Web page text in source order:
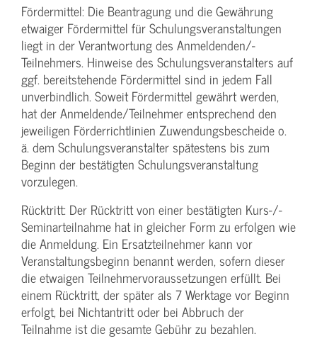
Fördermittel: Die Beantragung und die Gewährung
etwaiger Fördermittel für Schulungs­veranstaltungen
liegt in der Verantwortung des Anmeldenden/­
Teilnehmers. Hinweise des Schulungs­veranstalters auf
ggf. bereitstehende Fördermittel sind in jedem Fall
unverbindlich. Soweit Fördermittel gewährt werden,
hat der Anmeldende/­Teilnehmer entsprechend den
jeweiligen Förderrichtlinien Zuwendungs­bescheide o.
ä. dem Schulungs­veranstalter spätestens bis zum
Beginn der bestätigten Schulungs­veranstaltung
vorzulegen.
Rücktritt: Der Rücktritt von einer bestätigten Kurs-/­
Seminarteilnahme hat in gleicher Form zu erfolgen wie
die Anmeldung. Ein Ersatzteilnehmer kann vor
Veranstaltungs­beginn benannt werden, sofern dieser
die etwaigen Teilnehmer­voraussetzungen erfüllt. Bei
einem Rücktritt, der später als 7 Werktage vor Beginn
erfolgt, bei Nichtantritt oder bei Abbruch der
Teilnahme ist die gesamte Gebühr zu bezahlen.